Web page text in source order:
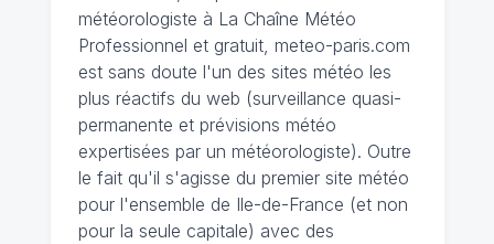
météorologiste à La Chaîne Météo
Professionnel et gratuit, meteo-paris.com
est sans doute l'un des sites météo les
plus réactifs du web (surveillance quasi-
permanente et prévisions météo
expertisées par un météorologiste). Outre
le fait qu'il s'agisse du premier site météo
pour l'ensemble de Ile-de-France (et non
pour la seule capitale) avec des